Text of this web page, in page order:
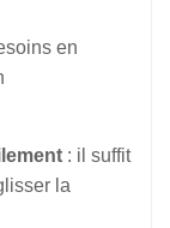
en
: il suffit
la